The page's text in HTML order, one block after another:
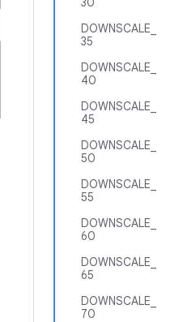
DOWNSCALE_
35
DOWNSCALE_
40
DOWNSCALE_
45
DOWNSCALE_
50
DOWNSCALE_
55
DOWNSCALE_
60
DOWNSCALE_
65
DOWNSCALE_
70